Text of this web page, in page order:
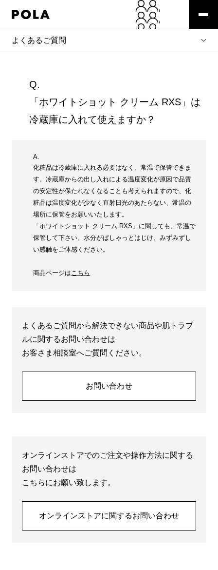
よくあるご質問
Q.
「ホワイトショット クリーム RXS」は
冷蔵庫に入れて使えますか？
A.
化粧品は冷蔵庫に入れる必要はなく、常温で保管できま
す。冷蔵庫からの出し入れによる温度変化が原因で品質
の安定性が保たれなくなることも考えられますので、化
粧品は温度変化が少なく直射日光のあたらない、常温の
場所に保管をお願いいたします。
「ホワイトショット クリーム RXS」に関しても、常温で
保管して下さい。水分がぱしゃっとはじけ、みずみずし
い感触をご体感ください。
商品ページはこちら
よくあるご質問から解決できない商品や肌トラブ
ルに関するお問い合わせは
お客さま相談室へご質問ください。
お問い合わせ
オンラインストアでのご注文や操作方法に関する
お問い合わせは
こちらにお願い致します。
オンラインストアに関するお問い合わせ